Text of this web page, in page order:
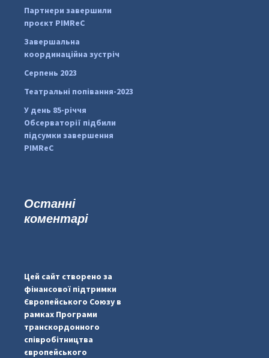
pimrec_project
Партнери завершили
проєкт PIMReC
Завершальна
координаційна зустріч
Серпень 2023
Театральні попівання-2023
У день 85-річчя
Обсерваторії підбили
підсумки завершення
PIMReC
Останні
коментарі
Цей сайт створено за
фінансової підтримки
Європейського Союзу в
рамках Програми
транскордонного
співробітництва
європейського